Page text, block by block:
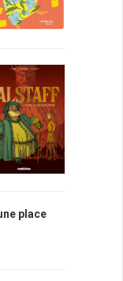
place